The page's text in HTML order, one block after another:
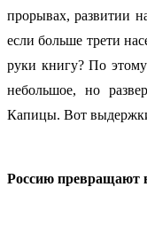
прорывах, развитии
если больше трети
руки книгу? По
небольшое, но
Капицы. Вот
Россию превращают